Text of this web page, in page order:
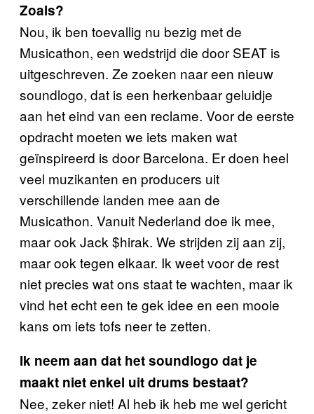
Zoals?
Nou, ik ben toevallig nu bezig met de
Musicathon, een wedstrijd die door SEAT is
uitgeschreven. Ze zoeken naar een nieuw
soundlogo, dat is een herkenbaar geluidje
aan het eind van een reclame. Voor de eerste
opdracht moeten we iets maken wat
geïnspireerd is door Barcelona. Er doen heel
veel muzikanten en producers uit
verschillende landen mee aan de
Musicathon. Vanuit Nederland doe ik mee,
maar ook Jack $hirak. We strijden zij aan zij,
maar ook tegen elkaar. Ik weet voor de rest
niet precies wat ons staat te wachten, maar ik
vind het echt een te gek idee en een mooie
kans om iets tofs neer te zetten.
Ik neem aan dat het soundlogo dat je
maakt niet enkel uit drums bestaat?
Nee, zeker niet! Al heb ik heb me wel gericht